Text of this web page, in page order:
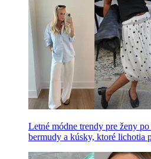
Letné módne trendy pre ženy
bermudy a kúsky, ktoré lichotia